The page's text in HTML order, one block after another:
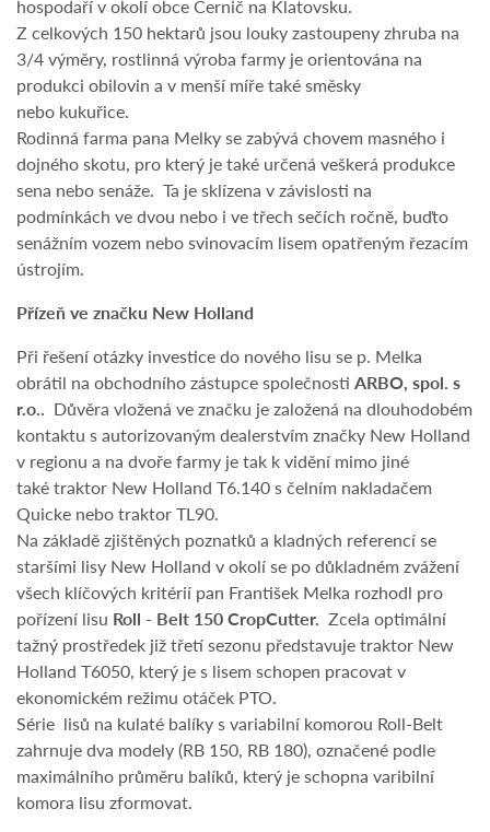
hospodaří v okolí obce Černič na Klatovsku.
Z celkových 150 hektarů jsou louky zastoupeny zhruba na
3/4 výměry, rostlinná výroba farmy je orientována na
produkci obilovin a v menší míře také směsky
nebo kukuřice.
Rodinná farma pana Melky se zabývá chovem masného i
dojného skotu, pro který je také určená veškerá produkce
sena nebo senáže. Ta je sklízena v závislosti na
podmínkách ve dvou nebo i ve třech sečích ročně, buďto
senážním vozem nebo svinovacím lisem opatřeným řezacím
ústrojím.
Přízeň ve značku New Holland
Při řešení otázky investice do nového lisu se p. Melka
obrátil na obchodního zástupce společnosti ARBO, spol. s
r.o.. Důvěra vložená ve značku je založená na dlouhodobém
kontaktu s autorizovaným dealerstvím značky New Holland
v regionu a na dvoře farmy je tak k vidění mimo jiné
také traktor New Holland T6.140 s čelním nakladačem
Quicke nebo traktor TL90.
Na základě zjištěných poznatků a kladných referencí se
staršími lisy New Holland v okolí se po důkladném zvážení
všech klíčových kritérií pan František Melka rozhodl pro
pořízení lisu Roll - Belt 150 CropCutter. Zcela optimální
tažný prostředek již třetí sezonu představuje traktor New
Holland T6050, který je s lisem schopen pracovat v
ekonomickém režimu otáček PTO.
Série lisů na kulaté balíky s variabilní komorou Roll-Belt
zahrnuje dva modely (RB 150, RB 180), označené podle
maximálního průměru balíků, který je schopna varibilní
komora lisu zformovat.